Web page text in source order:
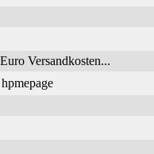
Versandkosten...